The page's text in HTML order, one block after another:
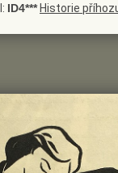
ID4*** Historie